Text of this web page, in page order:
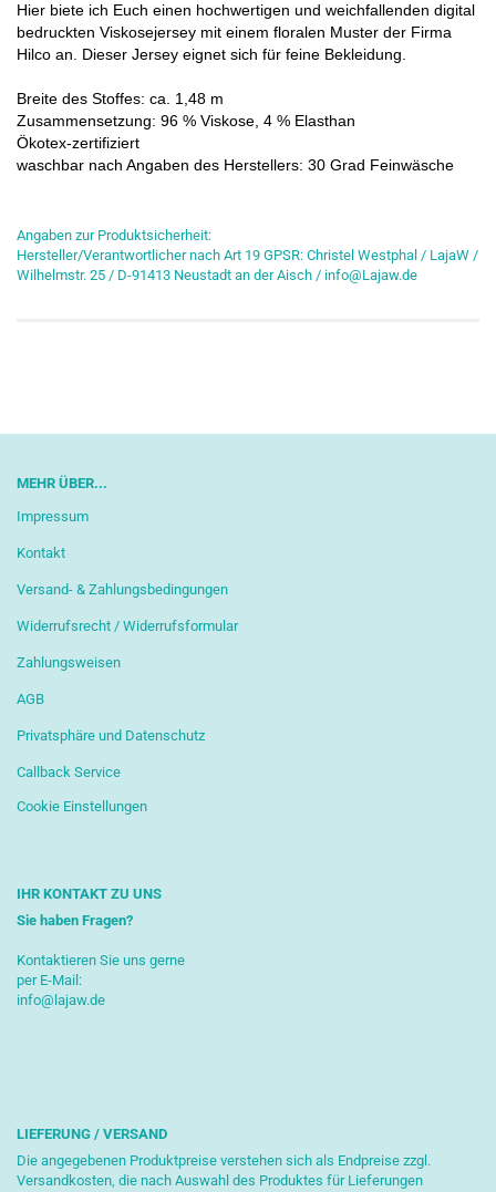
Hier biete ich Euch einen hochwertigen und weichfallenden digital
bedruckten Viskosejersey mit einem floralen Muster der Firma
Hilco an. Dieser Jersey eignet sich für feine Bekleidung.
Breite des Stoffes: ca. 1,48 m
Zusammensetzung: 96 % Viskose, 4 % Elasthan
Ökotex-zertifiziert
waschbar nach Angaben des Herstellers: 30 Grad Feinwäsche
Angaben zur Produktsicherheit:
Hersteller/Verantwortlicher nach Art 19 GPSR: Christel Westphal / LajaW /
Wilhelmstr. 25 / D-91413 Neustadt an der Aisch / info@Lajaw.de
MEHR ÜBER...
Impressum
Kontakt
Versand- & Zahlungsbedingungen
Widerrufsrecht / Widerrufsformular
Zahlungsweisen
AGB
Privatsphäre und Datenschutz
Callback Service
Cookie Einstellungen
IHR KONTAKT ZU UNS
Sie haben Fragen?
Kontaktieren Sie uns gerne
per E-Mail:
info@lajaw.de
LIEFERUNG / VERSAND
Die angegebenen Produktpreise verstehen sich als Endpreise zzgl.
Versandkosten, die nach Auswahl des Produktes für Lieferungen